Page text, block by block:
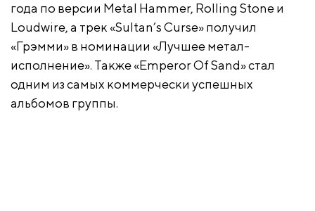
года по версии Metal Hammer, Rolling Stone и
Loudwire, а трек «Sultan’s Curse» получил
«Грэмми» в номинации «Лучшее метал-
исполнение». Также «Emperor Of Sand» стал
одним из самых коммерчески успешных
альбомов группы.